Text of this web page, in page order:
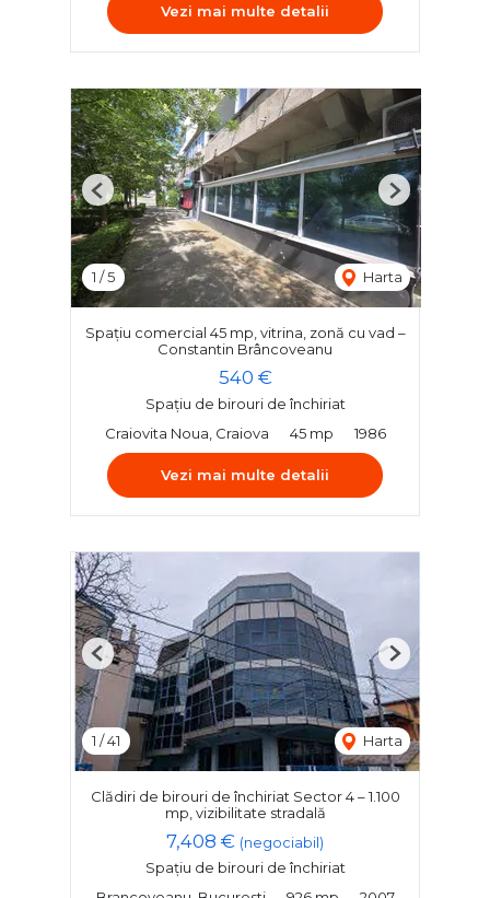
Vezi mai multe detalii
1 /5 Harta
Previous Next
Spațiu comercial 45 mp, vitrina, zonă cu vad –
Constantin Brâncoveanu
540 €
Spațiu de birouri de închiriat
Craiovita Noua, Craiova
45 mp 1986
Vezi mai multe detalii
1 /41 Harta
Previous Next
Clădiri de birouri de închiriat Sector 4 – 1.100
mp, vizibilitate stradală
7,408 € (negociabil)
Spațiu de birouri de închiriat